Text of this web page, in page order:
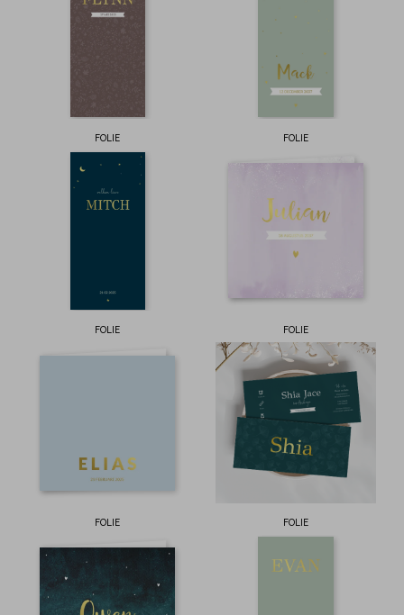
FOLIE FOLIE
FOLIE FOLIE
FOLIE FOLIE